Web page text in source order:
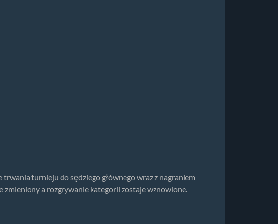
turnieju do sędziego głównego wraz z nagraniem
zmieniony a rozgrywanie kategorii zostaje wznowione.